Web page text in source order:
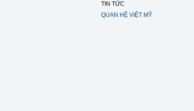
TIN TỨC
QUAN HỆ VIỆT MỸ